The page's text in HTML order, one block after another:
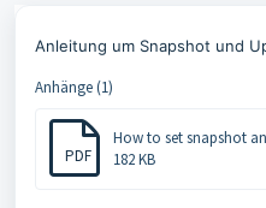
Anleitung um Snapshot und
Anhänge (1)
PDF
How to set snapshot
182 KB